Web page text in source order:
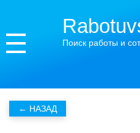
Поиск работы и